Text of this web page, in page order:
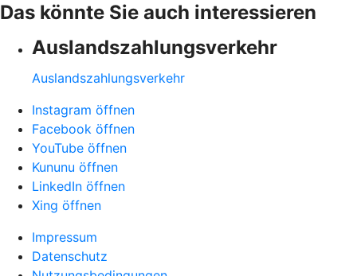
Das könnte Sie auch interessieren
Auslandszahlungsverkehr
Auslandszahlungsverkehr
Instagram öffnen
Facebook öffnen
YouTube öffnen
Kununu öffnen
LinkedIn öffnen
Xing öffnen
Impressum
Datenschutz